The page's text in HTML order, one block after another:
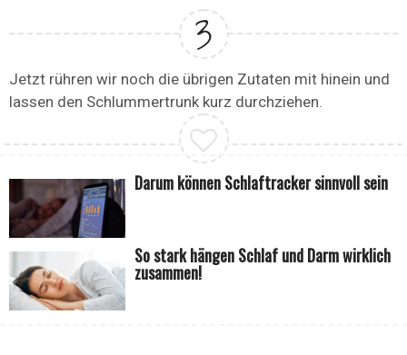
Jetzt rühren wir noch die übrigen Zutaten mit hinein und
lassen den Schlummertrunk kurz durchziehen.
Darum können Schlaftracker sinnvoll sein
So stark hängen Schlaf und Darm wirklich
zusammen!